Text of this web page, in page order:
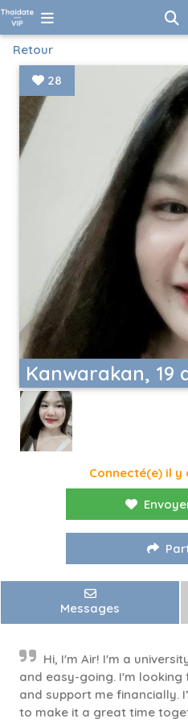
Retour
Kanwarakan, 19
28
Connecté(e) il y
Messages
Hi, I'm Air! I'm a
and easy-going. I'm
and support me financially.
to make it a great time